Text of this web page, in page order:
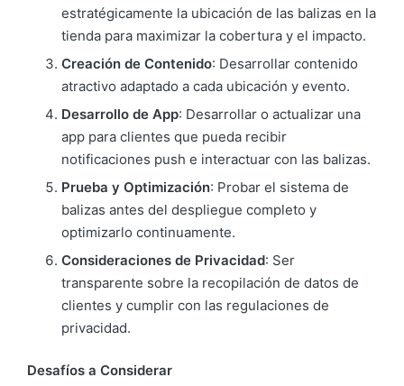
estratégicamente la ubicación de las balizas en la
tienda para maximizar la cobertura y el impacto.
Creación de Contenido: Desarrollar contenido
atractivo adaptado a cada ubicación y evento.
Desarrollo de App: Desarrollar o actualizar una
app para clientes que pueda recibir
notificaciones push e interactuar con las balizas.
Prueba y Optimización: Probar el sistema de
balizas antes del despliegue completo y
optimizarlo continuamente.
Consideraciones de Privacidad: Ser
transparente sobre la recopilación de datos de
clientes y cumplir con las regulaciones de
privacidad.
Desafíos a Considerar